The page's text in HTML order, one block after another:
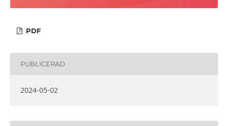
PDF
PUBLICERAD
2024-05-02